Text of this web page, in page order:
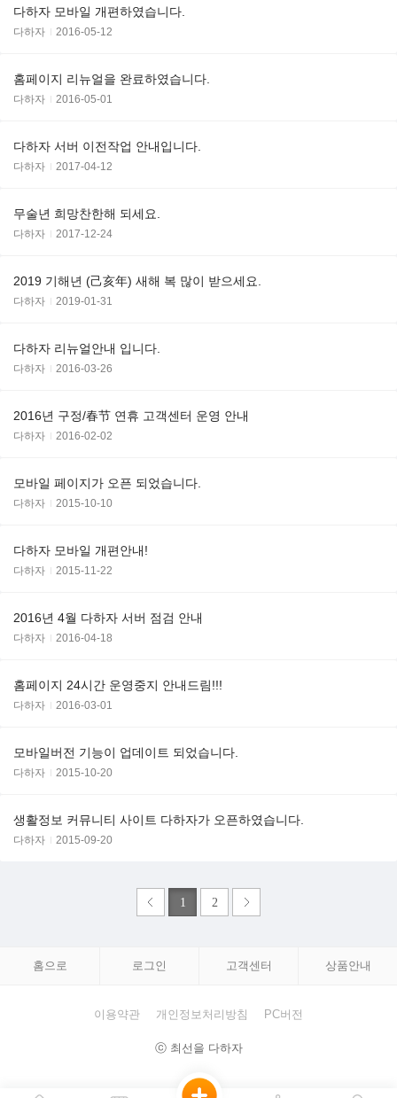
다하자 모바일 개편하였습니다.
다하자 2016-05-12
홈페이지 리뉴얼을 완료하였습니다.
다하자 2016-05-01
다하자 서버 이전작업 안내입니다.
다하자 2017-04-12
무술년 희망찬한해 되세요.
다하자 2017-12-24
2019 기해년 (己亥年) 새해 복 많이 받으세요.
다하자 2019-01-31
다하자 리뉴얼안내 입니다.
다하자 2016-03-26
2016년 구정/春节 연휴 고객센터 운영 안내
다하자 2016-02-02
모바일 페이지가 오픈 되었습니다.
다하자 2015-10-10
다하자 모바일 개편안내!
다하자 2015-11-22
2016년 4월 다하자 서버 점검 안내
다하자 2016-04-18
홈페이지 24시간 운영중지 안내드림!!!
다하자 2016-03-01
모바일버전 기능이 업데이트 되었습니다.
다하자 2015-10-20
생활정보 커뮤니티 사이트 다하자가 오픈하였습니다.
다하자 2015-09-20
1 2
홈으로 로그인 고객센터 상품안내
이용약관 개인정보처리방침 PC버전
ⓒ 최선을 다하자